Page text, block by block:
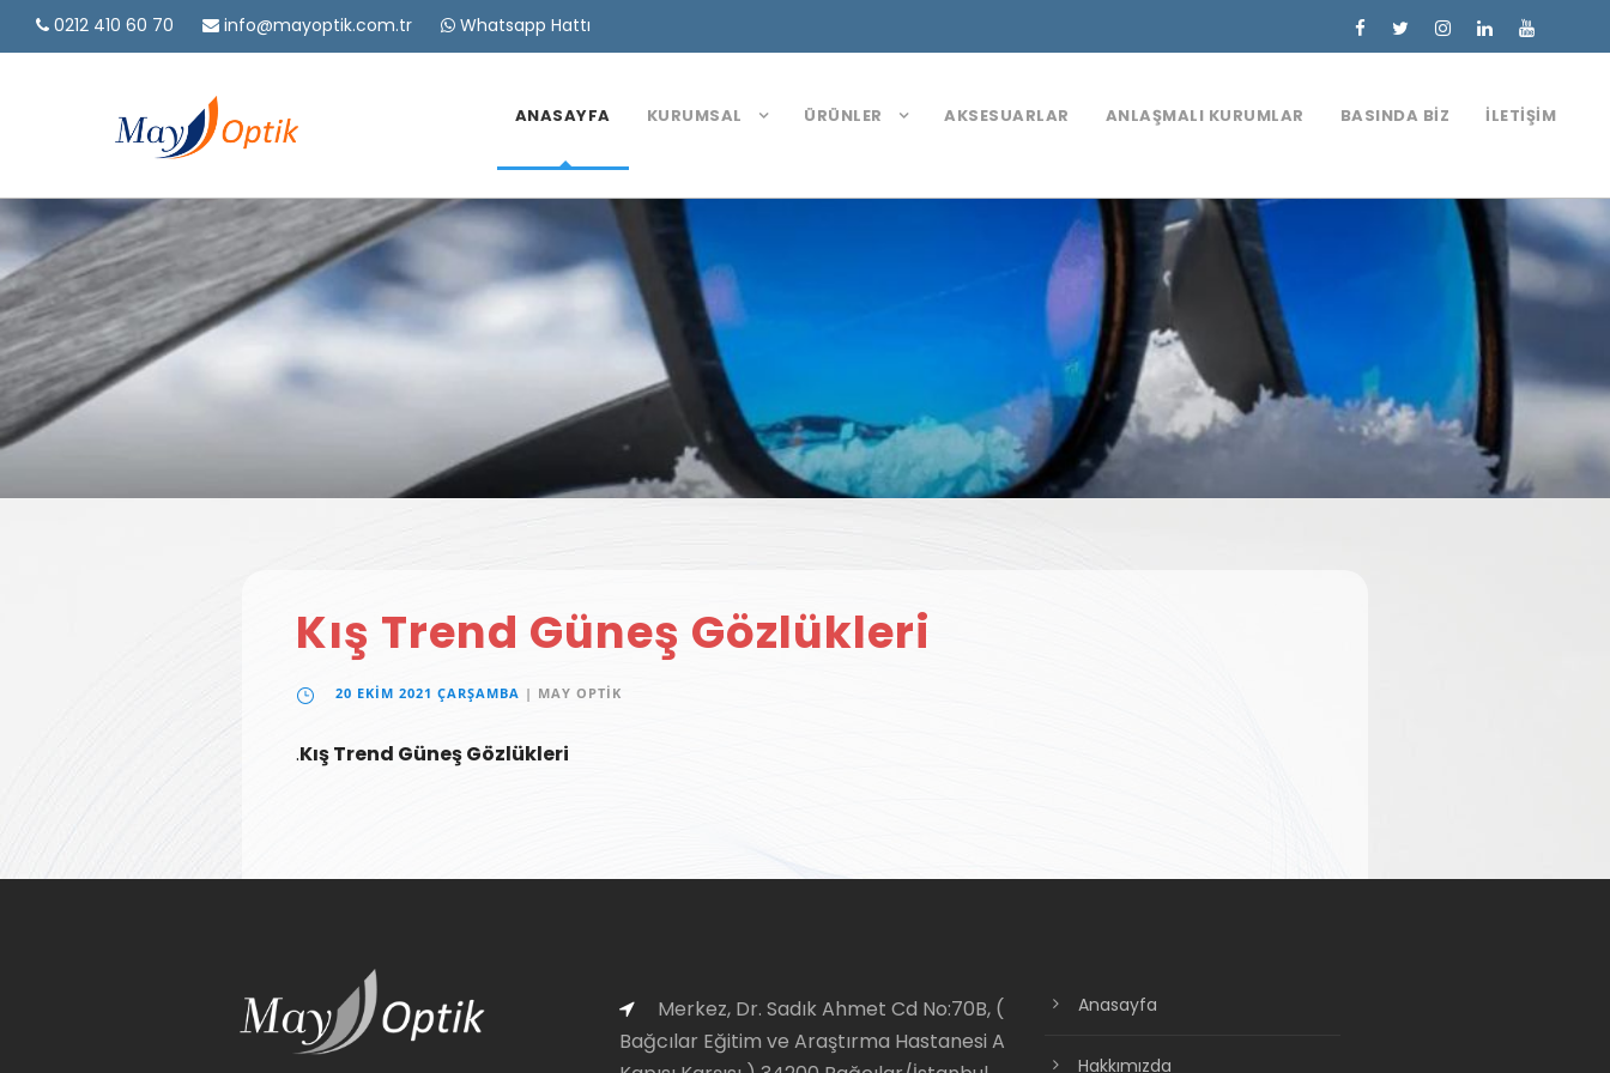
0212 410 60 70 info@mayoptik.com.tr Whatsapp Hattı
ANASAYFA KURUMSAL ÜRÜNLER AKSESUARLAR ANLAŞMALI KURUMLAR BASINDA BIZ İLETIŞIM
Kış Trend Güneş Gözlükleri
20 EKIM 2021 ÇARŞAMBA | MAY OPTIK
.Kış Trend Güneş Gözlükleri
Merkez, Dr. Sadık Ahmet Cd No:70B, (
Bağcılar Eğitim ve Araştırma Hastanesi A
Anasayfa
Hakkımızda